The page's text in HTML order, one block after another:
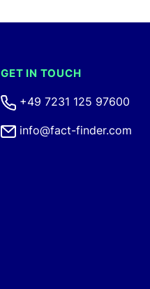
GET IN TOUCH
+49 7231 125 97600
info@fact-finder.com